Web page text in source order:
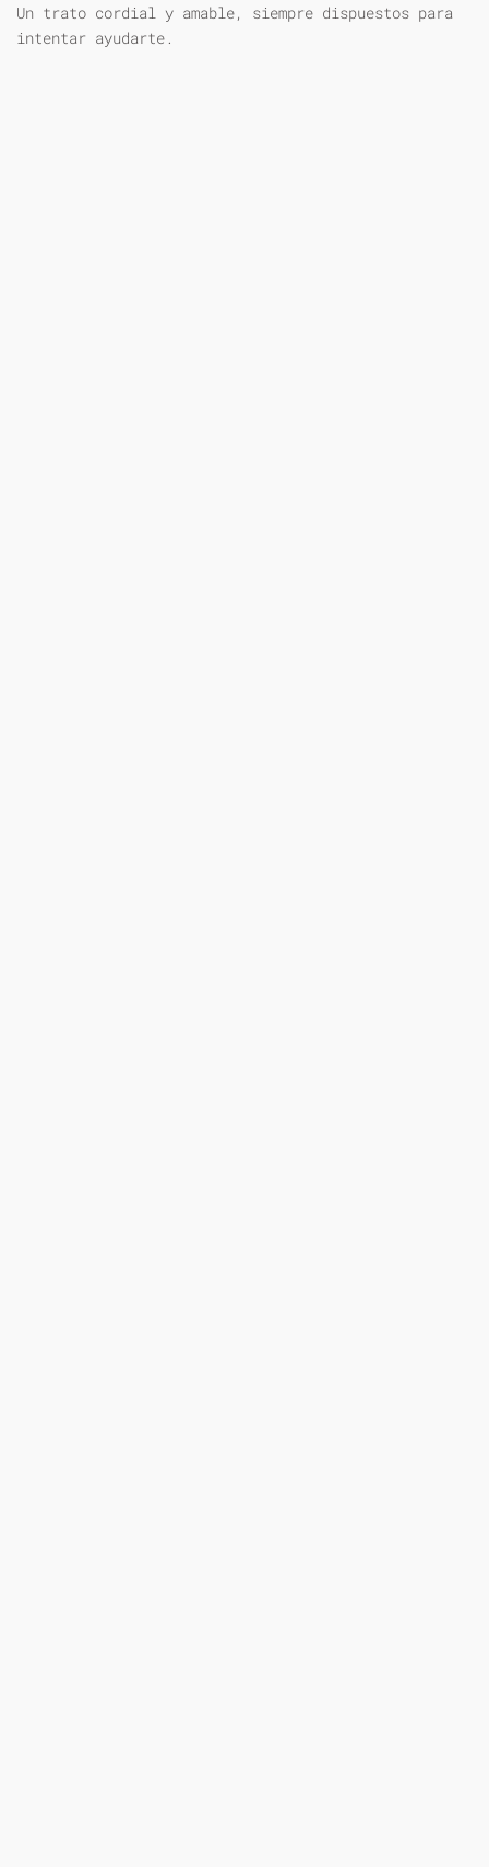
Un trato cordial y amable, siempre dispuestos para
intentar ayudarte.